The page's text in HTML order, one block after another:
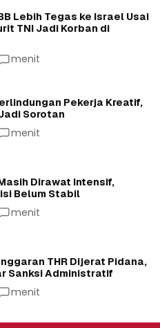
Lebih Tegas ke Israel Usai
TNI Jadi Korban di
menit
Pekerja Kreatif,
Sorotan
menit
Dirawat Intensif,
Belum Stabil
menit
THR Dijerat Pidana,
Sanksi Administratif
menit